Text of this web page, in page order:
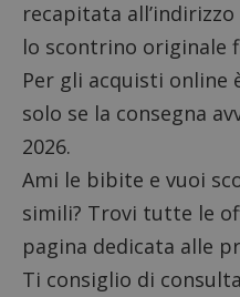
recapitata
lo scontrino originale
Per gli acquisti online
solo se la consegna
2026.
Ami le bibite e vuoi
simili? Trovi tutte le
pagina dedicata alle
Ti consiglio di